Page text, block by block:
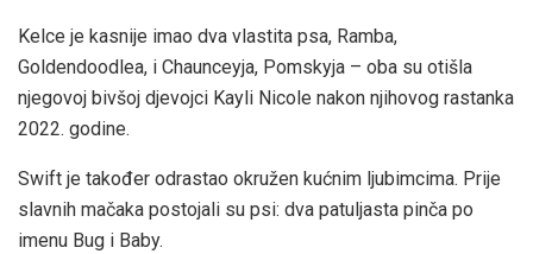
Kelce je kasnije imao dva vlastita psa, Ramba,
Goldendoodlea, i Chaunceyja, Pomskyja – oba su otišla
njegovoj bivšoj djevojci Kayli Nicole nakon njihovog rastanka
2022. godine.
Swift je također odrastao okružen kućnim ljubimcima. Prije
slavnih mačaka postojali su psi: dva patuljasta pinča po
imenu Bug i Baby.